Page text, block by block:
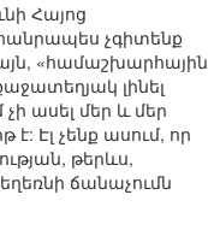
Հայոց
չգիտենք
«համաշխարհային
լինել
ասել մեր և մեր
Էլ չենք ասում, որ
թերևս,
ճանաչումն